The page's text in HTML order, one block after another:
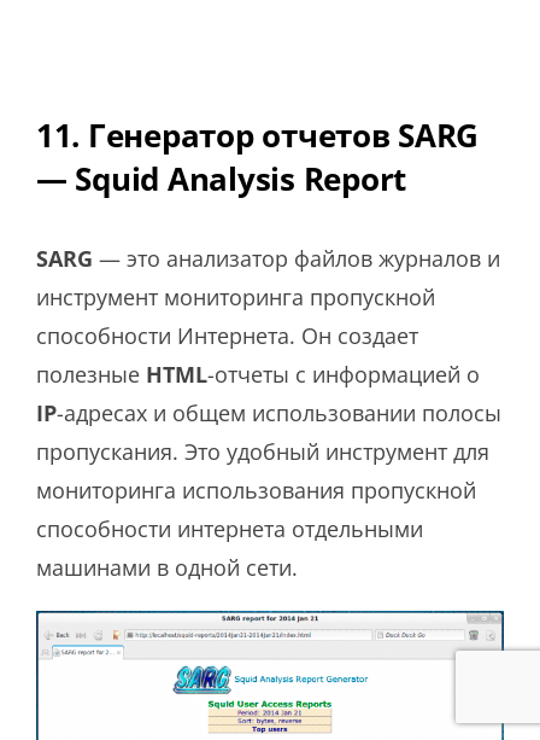
11. Генератор отчетов SARG
— Squid Analysis Report
SARG — это анализатор файлов журналов и
инструмент мониторинга пропускной
способности Интернета. Он создает
полезные HTML-отчеты с информацией о
IP-адресах и общем использовании полосы
пропускания. Это удобный инструмент для
мониторинга использования пропускной
способности интернета отдельными
машинами в одной сети.